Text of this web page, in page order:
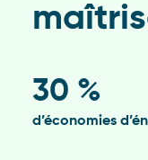
30 %
d’économies